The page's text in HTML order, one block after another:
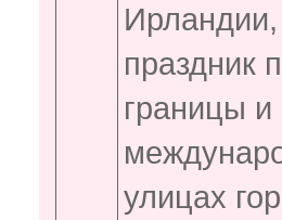
Ирландии,
праздник
границы и
улицах